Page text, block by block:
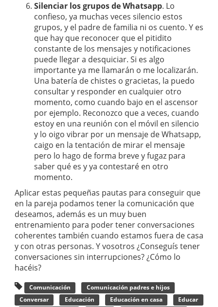
Silenciar los grupos de Whatsapp. Lo
confieso, ya muchas veces silencio estos
grupos, y el padre de familia ni os cuento. Y es
que hay que reconocer que el pitidito
constante de los mensajes y notificaciones
puede llegar a desquiciar. Si es algo
importante ya me llamarán o me localizarán.
Una batería de chistes o gracietas, la puedo
consultar y responder en cualquier otro
momento, como cuando bajo en el ascensor
por ejemplo. Reconozco que a veces, cuando
estoy en una reunión con el móvil en silencio
y lo oigo vibrar por un mensaje de Whatsapp,
caigo en la tentación de mirar el mensaje
pero lo hago de forma breve y fugaz para
saber qué es y ya contestaré en otro
momento.
Aplicar estas pequeñas pautas para conseguir que
en la pareja podamos tener la comunicación que
deseamos, además es un muy buen
entrenamiento para poder tener conversaciones
coherentes también cuando estamos fuera de casa
y con otras personas. Y vosotros ¿Conseguís tener
conversaciones sin interrupciones? ¿Cómo lo
hacéis?
Comunicación
Comunicación padres e hijos
Conversar
Educación Educación en casa
Educar